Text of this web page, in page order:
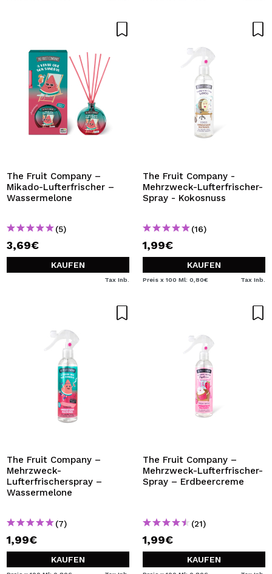
The Fruit Company –
Mikado-Lufterfrischer –
Wassermelone
(5)
3,69€
KAUFEN
Tax Inb.
The Fruit Company -
Mehrzweck-Lufterfrischer-
Spray - Kokosnuss
(16)
1,99€
KAUFEN
Preis x 100 Ml: 0,80€ Tax Inb.
The Fruit Company –
Mehrzweck-
Lufterfrischerspray –
Wassermelone
(7)
1,99€
KAUFEN
The Fruit Company –
Mehrzweck-Lufterfrischer-
Spray – Erdbeercreme
(21)
1,99€
KAUFEN